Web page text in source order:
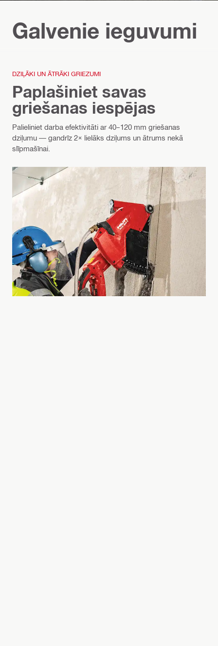
Galvenie ieguvumi
DZIĻĀKI UN ĀTRĀKI GRIEZUMI
Paplašiniet savas
griešanas iespējas
Palieliniet darba efektivitāti ar 40–120 mm griešanas
dziļumu — gandrīz 2× lielāks dziļums un ātrums nekā
slīpmašīnai.